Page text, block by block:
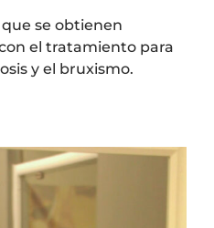
se obtienen
el tratamiento para
y el bruxismo.